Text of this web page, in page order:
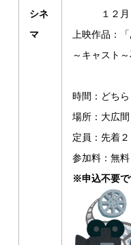
シネ
マ
１２月１
上映作品：
～キャスト
時間：どち
場所：大広間
定員：先着２
参加料：無料
※申込不要で